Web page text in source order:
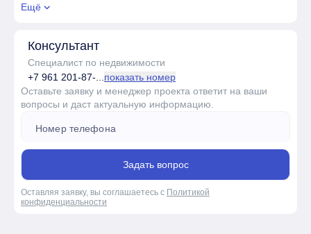
Ещё
Консультант
Специалист по недвижимости
+7 961 201-87-... показать номер
Оставьте заявку и менеджер проекта ответит на ваши
вопросы и даст актуальную информацию.
Задать вопрос
Оставляя заявку, вы соглашаетесь с Политикой
конфиденциальности